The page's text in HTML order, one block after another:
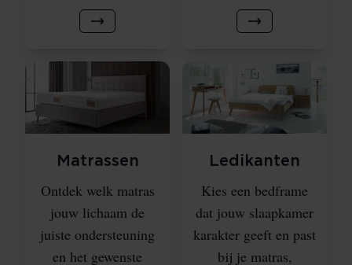
Matrassen
Ontdek welk matras
jouw lichaam de
juiste ondersteuning
en het gewenste
Ledikanten
Kies een bedframe
dat jouw slaapkamer
karakter geeft en past
bij je matras,